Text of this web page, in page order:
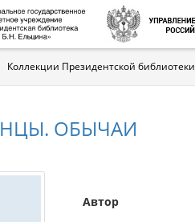
Коллекции Президентской библиотеки
ОБЫЧАИ
Автор